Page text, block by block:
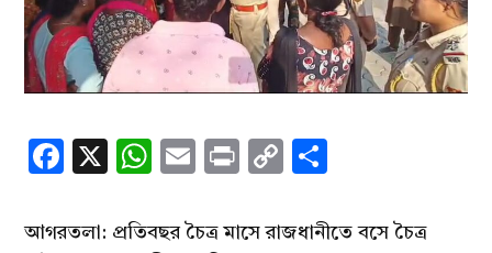
Facebook
X WhatsApp
EmailPrintCopy
আগরতলা: প্রতিবছর চৈত্র মাসে রাজধানীতে বসে চৈত্র